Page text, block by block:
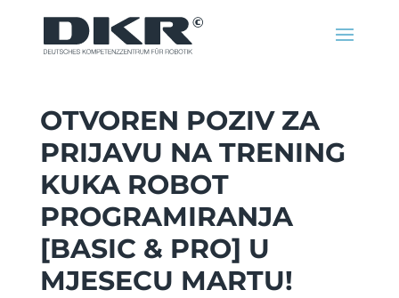
OTVOREN POZIV ZA
PRIJAVU NA TRENING
KUKA ROBOT
PROGRAMIRANJA
[BASIC & PRO] U
MJESECU MARTU!